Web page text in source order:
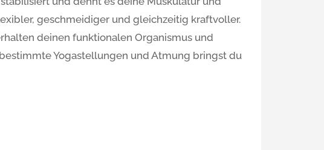
geschmeidiger und gleichzeitig kraftvoller.
deinen funktionalen Organismus und
Yogastellungen und Atmung bringst du